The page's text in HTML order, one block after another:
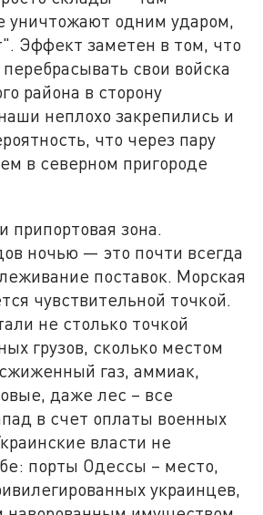
уничтожают одним ударом,
Эффект заметен в том, что
свои войска
района в сторону
неплохо закрепились и
что через пару
в северном пригороде
припортовая зона.
ночью — это почти всегда
поставок. Морская
чувствительной точкой.
не столько точкой
грузов, сколько местом
газ, аммиак,
даже лес – все
в счет оплаты военных
власти не
порты Одессы – место,
украинцев,